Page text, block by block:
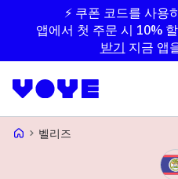
⚡ 쿠폰 코드를 사용
앱에서 첫 주문 시 10%
받기
지금 앱
Voye Homepage
벨리즈